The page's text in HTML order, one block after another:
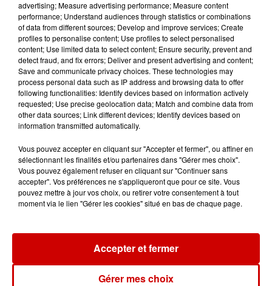
pour l'un des zoos de nos
régions !
Destination Vacances - Gagnez
votre séjour en famille au cœur
de la...
Destination Vacances : inscrivez-
vous !
Newsletter
advertising; Measure advertising performance; Measure content
performance; Understand audiences through statistics or combinations
of data from different sources; Develop and improve services; Create
profiles to personalise content; Use profiles to select personalised
content; Use limited data to select content; Ensure security, prevent and
detect fraud, and fix errors; Deliver and present advertising and content;
Save and communicate privacy choices. These technologies may
process personal data such as IP address and browsing data to offer
following functionalities: Identify devices based on information actively
requested; Use precise geolocation data; Match and combine data from
other data sources; Link different devices; Identify devices based on
information transmitted automatically.
Vous pouvez accepter en cliquant sur "Accepter et fermer", ou affiner en
sélectionnant les finalités et/ou partenaires dans "Gérer mes choix".
Vous pouvez également refuser en cliquant sur "Continuer sans
accepter". Vos préférences ne s'appliqueront que pour ce site. Vous
pouvez mettre à jour vos choix, ou retirer votre consentement à tout
moment via le lien "Gérer les cookies" situé en bas de chaque page.
Gérer mes choix
Accepter et fermer